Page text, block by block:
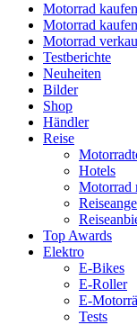
Motorrad kaufen
Motorrad kaufen
Motorrad
Testberichte
Neuheiten
Bilder
Shop
Händler
Reise
Hotels
Motorrad
Top Awards
Elektro
E-Bikes
E-Roller
E-
Tests